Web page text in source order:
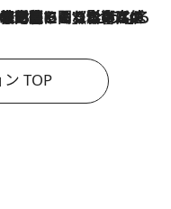
ーチャージ料の高値が続いている」ホルムズ海峡封鎖による影響はいつまで続く？《エネルギー専門家に聞く“どうなる日本の暮らし”》
TOP